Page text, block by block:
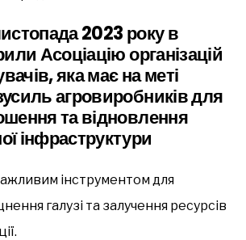
2023 року в
Асоціацію організацій
яка має на меті
агровиробників для
та відновлення
інфраструктури
інструментом для
галузі та залучення ресурсів